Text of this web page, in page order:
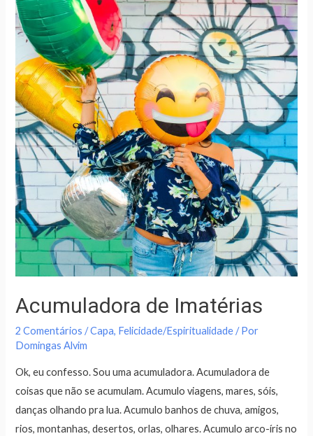
Acumuladora de Imatérias
2 Comentários /Capa, Felicidade/Espiritualidade/ Por
Domingas Alvim
Ok, eu confesso. Sou uma acumuladora. Acumuladora de
coisas que não se acumulam. Acumulo viagens, mares, sóis,
danças olhando pra lua. Acumulo banhos de chuva, amigos,
rios, montanhas, desertos, orlas, olhares. Acumulo arco-íris no